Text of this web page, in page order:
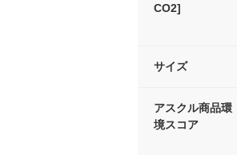
CO2]
サイズ
アスクル商品環
境スコア